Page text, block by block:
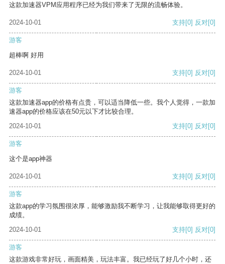
这款加速器VPM应用程序已经为我们带来了无限的流畅体验。
2024-10-01 支持[0] 反对[0]
游客
超棒啊 好用
2024-10-01 支持[0] 反对[0]
游客
这款加速器app的价格有点贵，可以适当降低一些。我个人觉得，一款加
速器app的价格应该在50元以下才比较合理。
2024-10-01
支持[0] 反对[0]
游客
这个是app神器
2024-10-01 支持[0] 反对[0]
游客
这款app的学习氛围很浓厚，能够激励我不断学习，让我能够取得更好的
成绩。
2024-10-01
支持[0] 反对[0]
游客
这款游戏非常好玩，画面精美，玩法丰富。我已经玩了好几个小时，还